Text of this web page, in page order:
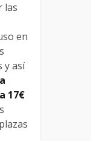
las
en
y así
17€